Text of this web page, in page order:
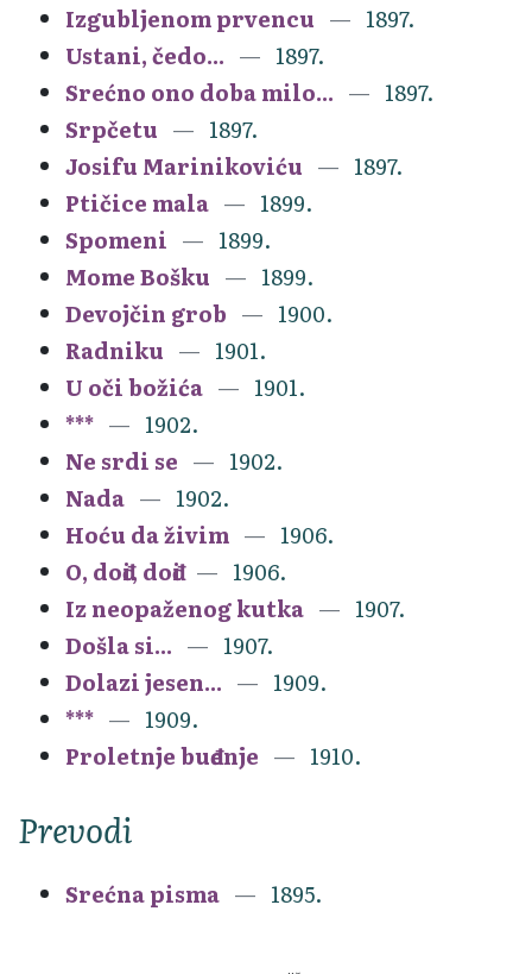
Izgubljenom prvencu
1897.
Ustani, čedo...
1897.
Srećno ono doba milo...
1897.
Srpčetu
1897.
Josifu Marinikoviću
1897.
Ptičice mala
1899.
Spomeni
1899.
Mome Bošku
1899.
Devojčin grob
1900.
Radniku
1901.
U oči božića
1901.
***
1902.
Ne srdi se
1902.
Nada
1902.
Hoću da živim
1906.
O, dođi, dođi
1906.
Iz neopaženog kutka
1907.
Došla si...
1907.
Dolazi jesen...
1909.
***
1909.
Proletnje buđenje
1910.
Prevodi
Srećna pisma 1895.